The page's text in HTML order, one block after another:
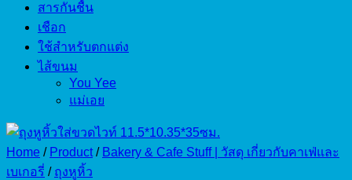
สารกันชื้น
เชือก
ใช้สำหรับตกแต่ง
ไส้ขนม
You Yee
แม่เอย
Home / Product / Bakery & Cafe Stuff | วัสดุ เกี่ยวกับคาเฟ่และ
เบเกอรี่ / ถุงหูหิ้ว